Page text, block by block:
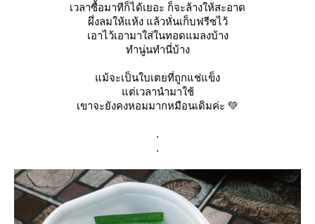
เวลาซื้อมาทีก็ได้เยอะ ก็จะล้างให้สะอาด
ผึ่งลมให้แห้ง แล้วหั่นเก็บฟรีซไว้
เอาไว้เอามาใส่ในทอดแมลงบ้าง
ทำนู่นทำนี่บ้าง
แม้จะเป็นใบเตยที่ถูกแช่แข็ง
แต่เวลานำมาใช้
เขาจะยังคงหอมมากหมือนเดิมค่ะ 💚
.
.